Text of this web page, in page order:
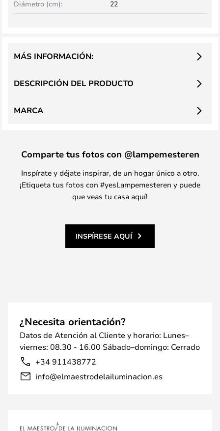
Diámetro (cm): 22
DESCRIPCIÓN DEL PRODUCTO
MÁS INFORMACIÓN:
MARCA
Comparte tus fotos con @lampemesteren
Inspírate y déjate inspirar, de un hogar único a otro.
¡Etiqueta tus fotos con #yesLampemesteren y puede
que veas tu casa aquí!
INSPÍRESE AQUÍ
¿Necesita orientación?
Datos de Atención al Cliente y horario: Lunes–
viernes: 08.30 - 16.00 Sábado–domingo: Cerrado
+34 911438772
info@elmaestrodelailuminacion.es